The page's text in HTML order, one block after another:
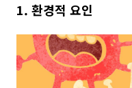
1. 환경적 요인